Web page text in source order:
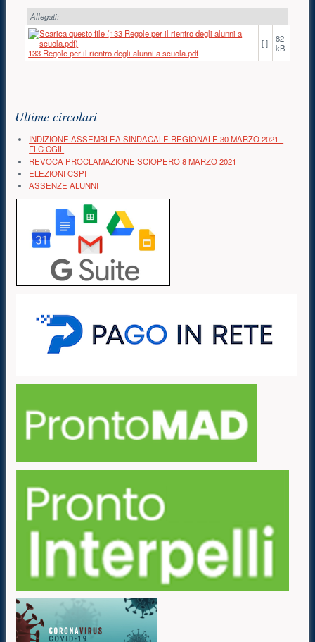
Allegati:
133 Regole per il rientro degli alunni a scuola.pdf
[ ]
82
kB
Ultime circolari
INDIZIONE ASSEMBLEA SINDACALE REGIONALE 30 MARZO 2021 -
FLC CGIL
REVOCA PROCLAMAZIONE SCIOPERO 8 MARZO 2021
ELEZIONI CSPI
ASSENZE ALUNNI